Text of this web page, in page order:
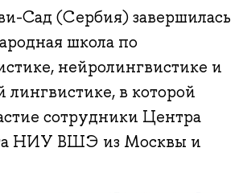
Сад (Сербия) завершилась
школа по
нейролингвистике и
лингвистике, в которой
сотрудники Центра
НИУ ВШЭ из Москвы и